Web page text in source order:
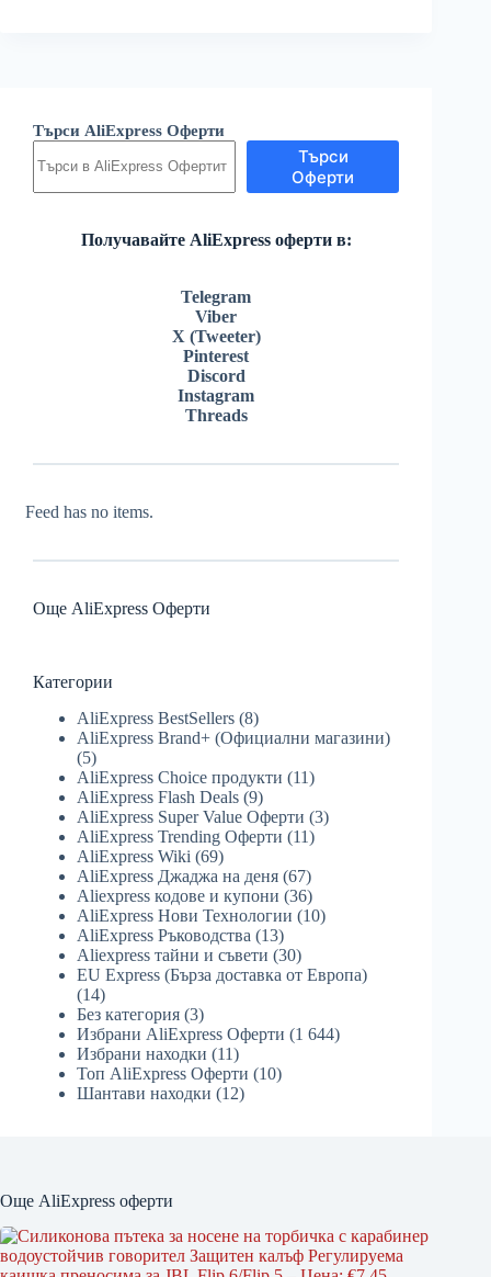
Търси AliExpress Оферти
Търси
Оферти
Получавайте AliExpress оферти в:
Telegram
Viber
X (Tweeter)
Pinterest
Discord
Instagram
Threads
Feed has no items.
Още AliExpress Оферти
Категории
AliExpress BestSellers (8)
AliExpress Brand+ (Официални магазини)
(5)
AliExpress Choice продукти (11)
AliExpress Flash Deals (9)
AliExpress Super Value Оферти (3)
AliExpress Trending Оферти (11)
AliExpress Wiki (69)
AliExpress Джаджа на деня (67)
Aliexpress кодове и купони (36)
AliExpress Нови Технологии (10)
AliExpress Ръководства (13)
Aliexpress тайни и съвети (30)
EU Express (Бърза доставка от Европа)
(14)
Без категория (3)
Избрани AliExpress Оферти (1 644)
Избрани находки (11)
Топ AliExpress Оферти (10)
Шантави находки (12)
Още AliExpress оферти